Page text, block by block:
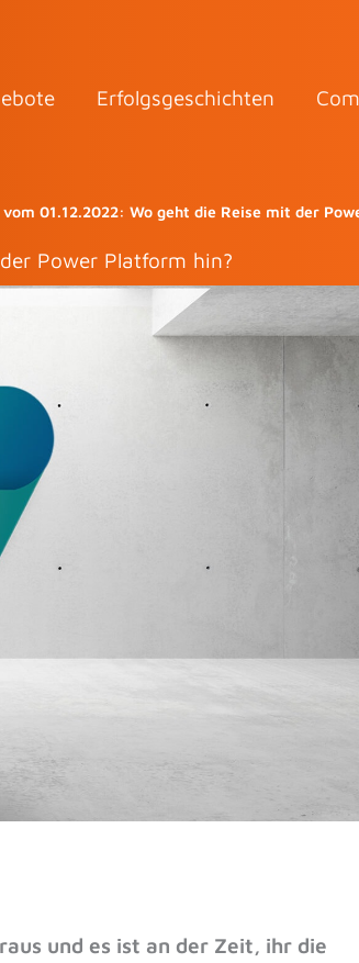
Erfolgsgeschichten
01.12.2022: Wo geht die Reise mit der
Power Platform hin?
und es ist an der Zeit, ihr die